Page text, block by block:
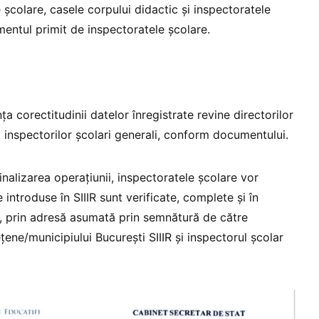
casele corpului didactic și inspectoratele
primit de inspectoratele școlare.
corectitudinii datelor înregistrate revine directorilor
școlari generali, conform documentului.
operațiunii, inspectoratele școlare vor
în SIIIR sunt verificate, complete și în
adresă asumată prin semnătură de către
municipiului București SIIIR și inspectorul școlar